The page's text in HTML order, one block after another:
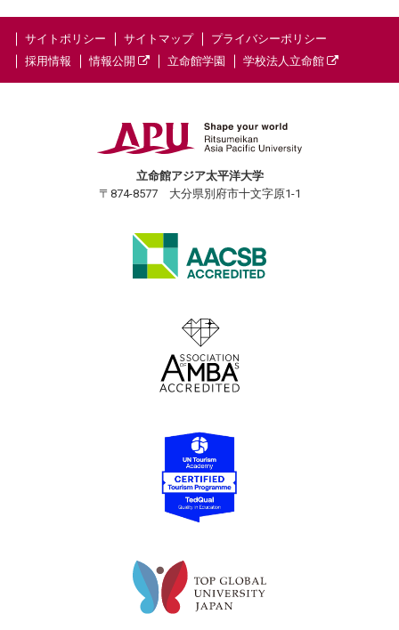
サイトポリシー サイトマップ
プライバシーポリシー
採用情報
情報公開 立命館学園 学校法人立命館
立命館アジア太平洋大学
〒874-8577 大分県別府市十文字原1-1